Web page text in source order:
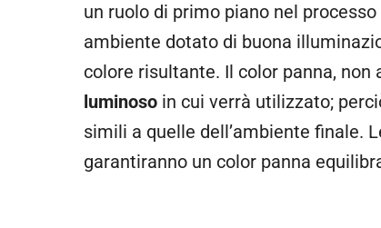
un ruolo di primo piano nel
ambiente dotato di buona
colore risultante. Il color panna, non
luminoso in cui verrà utilizzato;
simili a quelle dell’ambiente finale.
garantiranno un color panna